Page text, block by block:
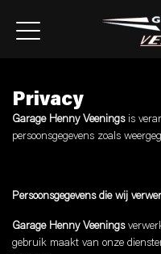
Privacy
Garage Henny Veeningsis
persoonsgegevens zoals
Persoonsgegevens die wij
Garage Henny Veenings
gebruik maakt van onze